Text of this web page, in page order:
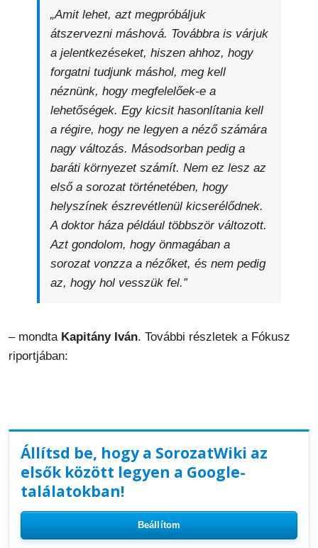
„Amit lehet, azt megpróbáljuk
átszervezni máshová. Továbbra is várjuk
a jelentkezéseket, hiszen ahhoz, hogy
forgatni tudjunk máshol, meg kell
néznünk, hogy megfelelőek-e a
lehetőségek. Egy kicsit hasonlítania kell
a régire, hogy ne legyen a néző számára
nagy változás. Másodsorban pedig a
baráti környezet számít. Nem ez lesz az
első a sorozat történetében, hogy
helyszínek észrevétlenül kicserélődnek.
A doktor háza például többször változott.
Azt gondolom, hogy önmagában a
sorozat vonzza a nézőket, és nem pedig
az, hogy hol vesszük fel.”
– mondta Kapitány Iván. További részletek a Fókusz
riportjában:
Állítsd be, hogy a SorozatWiki az
elsők között legyen a Google-
találatokban!
Beállítom